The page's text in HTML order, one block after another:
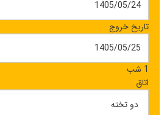
تاریخ خروج
1 شب
اتاق